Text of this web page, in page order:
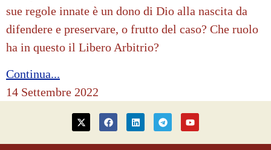
sue regole innate è un dono di Dio alla nascita da
difendere e preservare, o frutto del caso? Che ruolo
ha in questo il Libero Arbitrio?
Continua...
14 Settembre 2022